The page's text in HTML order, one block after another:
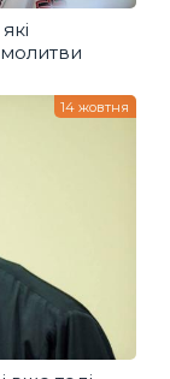
14 жовтня